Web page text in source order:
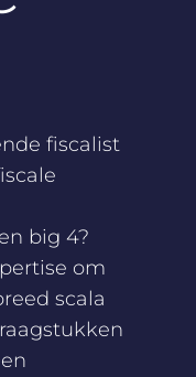
fiscalist
big 4?
om
scala